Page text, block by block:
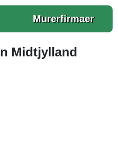
Murerfirmaer
Midtjylland